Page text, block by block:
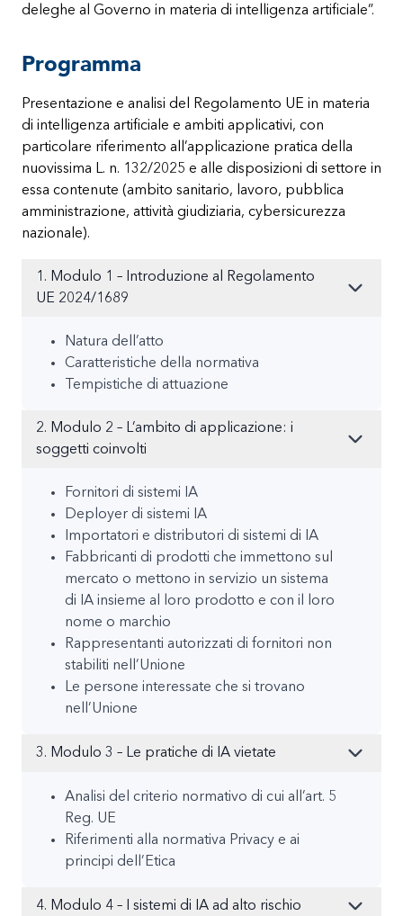
deleghe al Governo in materia di intelligenza artificiale”.
Programma
Presentazione e analisi del Regolamento UE in materia
di intelligenza artificiale e ambiti applicativi, con
particolare riferimento all’applicazione pratica della
nuovissima L. n. 132/2025 e alle disposizioni di settore in
essa contenute (ambito sanitario, lavoro, pubblica
amministrazione, attività giudiziaria, cybersicurezza
nazionale).
1. Modulo 1 – Introduzione al Regolamento
UE 2024/1689
Natura dell’atto
Caratteristiche della normativa
Tempistiche di attuazione
2. Modulo 2 – L’ambito di applicazione: i
soggetti coinvolti
Fornitori di sistemi IA
Deployer di sistemi IA
Importatori e distributori di sistemi di IA
Fabbricanti di prodotti che immettono sul
mercato o mettono in servizio un sistema
di IA insieme al loro prodotto e con il loro
nome o marchio
Rappresentanti autorizzati di fornitori non
stabiliti nell’Unione
Le persone interessate che si trovano
nell’Unione
3. Modulo 3 – Le pratiche di IA vietate
Analisi del criterio normativo di cui all’art. 5
Reg. UE
Riferimenti alla normativa Privacy e ai
principi dell’Etica
4. Modulo 4 – I sistemi di IA ad alto rischio